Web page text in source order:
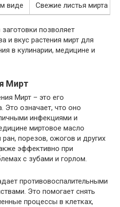
виде
Свежие листья мирта
позволяет
и вкус растения мирт для
в кулинарии, медицине и
Мирт
Мирт – это его
Это означает, что оно
инфекциями и
миртовое масло
порезов, ожогов и других
эффективно при
с зубами и горлом.
противовоспалительными
Это помогает снять
процессы в клетках,